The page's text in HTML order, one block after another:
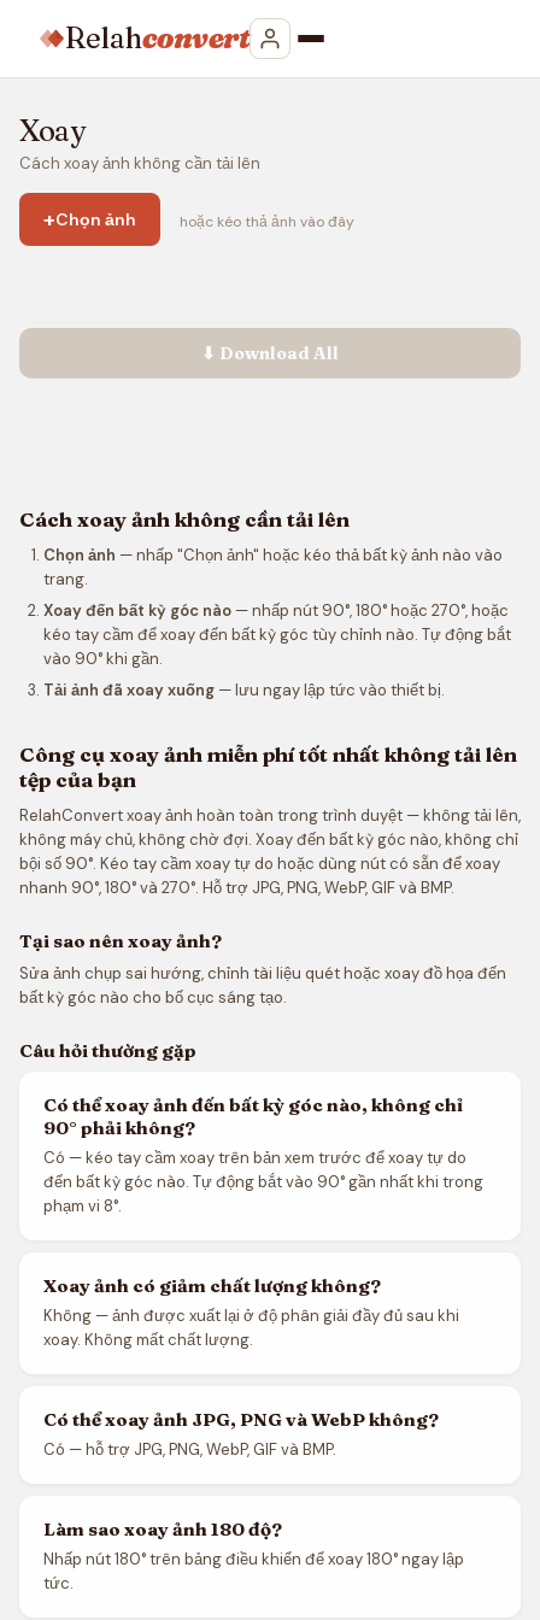
Relahconvert
Xoay
Cách xoay ảnh không cần tải lên
+Chọn ảnh hoặc kéo thả ảnh vào đây
⬇ Download All
Cách xoay ảnh không cần tải lên
Chọn ảnh — nhấp "Chọn ảnh" hoặc kéo thả bất kỳ ảnh nào vào
trang.
Xoay đến bất kỳ góc nào — nhấp nút 90°, 180° hoặc 270°, hoặc
kéo tay cầm để xoay đến bất kỳ góc tùy chỉnh nào. Tự động bắt
vào 90° khi gần.
Tải ảnh đã xoay xuống — lưu ngay lập tức vào thiết bị.
Công cụ xoay ảnh miễn phí tốt nhất không tải lên
tệp của bạn
RelahConvert xoay ảnh hoàn toàn trong trình duyệt — không tải lên,
không máy chủ, không chờ đợi. Xoay đến bất kỳ góc nào, không chỉ
bội số 90°. Kéo tay cầm xoay tự do hoặc dùng nút có sẵn để xoay
nhanh 90°, 180° và 270°. Hỗ trợ JPG, PNG, WebP, GIF và BMP.
Tại sao nên xoay ảnh?
Sửa ảnh chụp sai hướng, chỉnh tài liệu quét hoặc xoay đồ họa đến
bất kỳ góc nào cho bố cục sáng tạo.
Câu hỏi thường gặp
Có thể xoay ảnh đến bất kỳ góc nào, không chỉ
90° phải không?
Có — kéo tay cầm xoay trên bản xem trước để xoay tự do
đến bất kỳ góc nào. Tự động bắt vào 90° gần nhất khi trong
phạm vi 8°.
Xoay ảnh có giảm chất lượng không?
Không — ảnh được xuất lại ở độ phân giải đầy đủ sau khi
xoay. Không mất chất lượng.
Có thể xoay ảnh JPG, PNG và WebP không?
Có — hỗ trợ JPG, PNG, WebP, GIF và BMP.
Làm sao xoay ảnh 180 độ?
Nhấp nút 180° trên bảng điều khiển để xoay 180° ngay lập
tức.